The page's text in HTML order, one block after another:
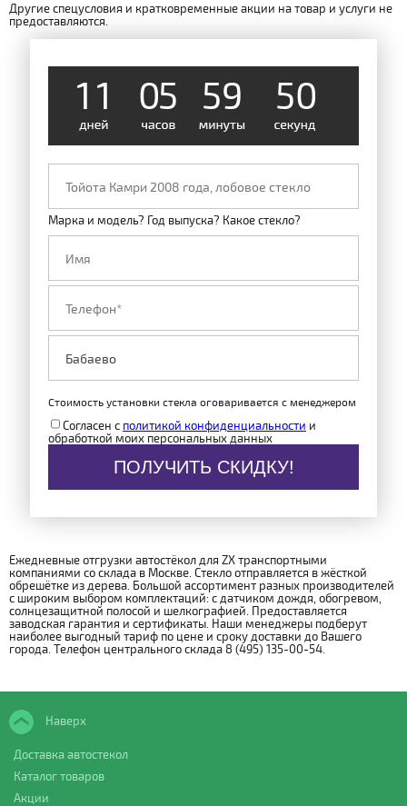
Другие спецусловия и кратковременные акции на товар и услуги не
предоставляются.
1 1 05 59 49
Марка и модель? Год выпуска? Какое стекло?
Стоимость установки стекла оговаривается с менеджером
Согласен с политикой конфиденциальности и
обработкой моих персональных данных
ПОЛУЧИТЬ СКИДКУ!
Ежедневные отгрузки автостёкол для ZX транспортными
компаниями со склада в Москве. Стекло отправляется в жёсткой
обрешётке из дерева. Большой ассортимент разных производителей
с широким выбором комплектаций: с датчиком дождя, обогревом,
солнцезащитной полосой и шелкографией. Предоставляется
заводская гарантия и сертификаты. Наши менеджеры подберут
наиболее выгодный тариф по цене и сроку доставки до Вашего
города. Телефон центрального склада 8 (495) 135-00-54.
Наверх
Доставка автостекол
Каталог товаров
Акции